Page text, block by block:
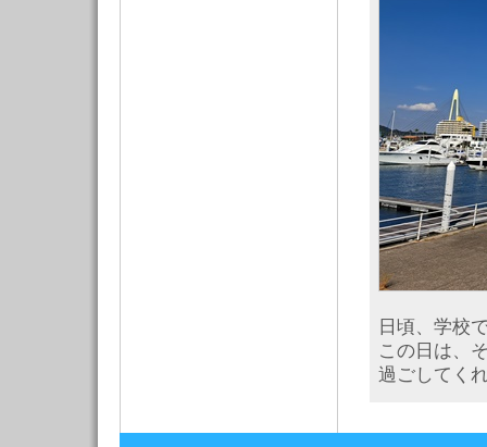
日頃、学校
この日は、
過ごしてく